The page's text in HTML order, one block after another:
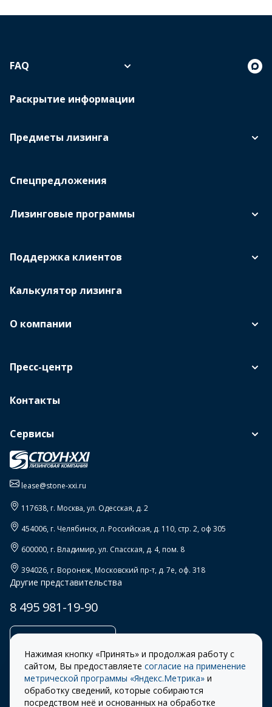
Предметы лизинга
Спецпредложения
Лизинговые программы
Поддержка клиентов
Калькулятор лизинга
О компании
Пресс-центр
Контакты
Сервисы
FAQ
Раскрытие информации
lease@stone-xxi.ru
117638, г. Москва,ул. Одесская, д. 2
454006, г. Челябинск,л. Российская, д. 110, стр. 2, оф 305
600000, г. Владимир,ул. Спасская, д. 4, пом. 8
394026, г. Воронеж,Московский пр-т, д. 7е, оф. 318
Другие представительства
8 495 981-19-90
Разработка сайта –
Правила
Нажимая кнопку «Принять» и продолжая работу с
сайтом, Вы предоставляете согласие на применение
метрической программы «Яндекс.Метрика» и
обработку сведений, которые собираются
посредством неё и основанных на обработке